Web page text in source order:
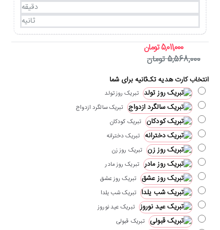
دقیقه
ثانیه
5,011,000 تومان
5,568,000 تومان
انتخاب کارت هدیه تک‌ثانیه برای شما
تبریک روز تولد
تبریک سالگرد ازدواج
تبریک کودکان
تبریک دخترانه
تبریک روز زن
تبریک روز مادر
تبریک روز عشق
تبریک شب یلدا
تبریک عید نوروز
تبریک قبولی